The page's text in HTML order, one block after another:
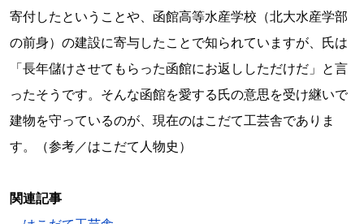
寄付したということや、函館高等水産学校（北大水産学部
の前身）の建設に寄与したことで知られていますが、氏は
「長年儲けさせてもらった函館にお返ししただけだ」と言
ったそうです。そんな函館を愛する氏の意思を受け継いで
建物を守っているのが、現在のはこだて工芸舎でありま
す。（参考／はこだて人物史）
関連記事